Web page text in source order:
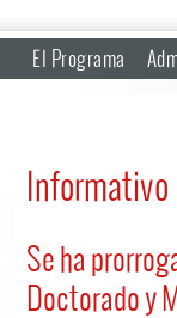
El Programa
Informativo
Se ha
Doctorado y